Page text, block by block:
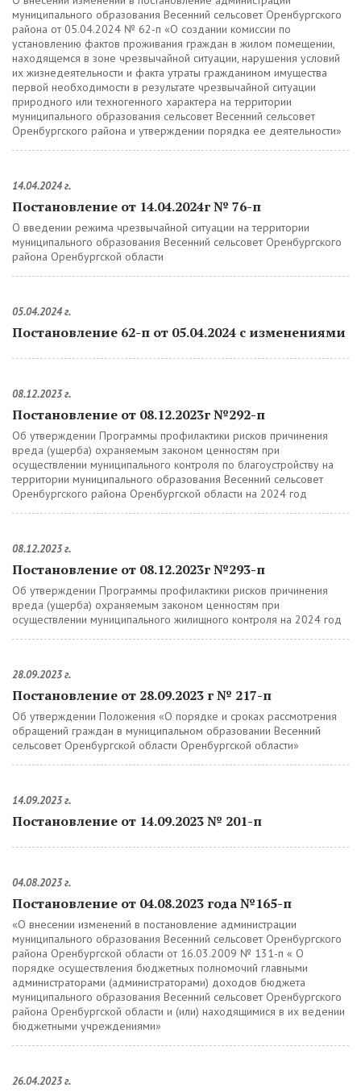
муниципального образования Весенний сельсовет Оренбургского
района от 05.04.2024 № 62-п «О создании комиссии по
установлению фактов проживания граждан в жилом помещении,
находящемся в зоне чрезвычайной ситуации, нарушения условий
их жизнедеятельности и факта утраты гражданином имущества
первой необходимости в результате чрезвычайной ситуации
природного или техногенного характера на территории
муниципального образования сельсовет Весенний сельсовет
Оренбургского района и утверждении порядка ее деятельности»
14.04.2024 г.
Постановление от 14.04.2024г № 76-п
О введении режима чрезвычайной ситуации на территории
муниципального образования Весенний сельсовет Оренбургского
района Оренбургской области
05.04.2024 г.
Постановление 62-п от 05.04.2024 с изменениями
08.12.2023 г.
Постановление от 08.12.2023г №292-п
Об утверждении Программы профилактики рисков причинения
вреда (ущерба) охраняемым законом ценностям при
осуществлении муниципального контроля по благоустройству на
территории муниципального образования Весенний сельсовет
Оренбургского района Оренбургской области на 2024 год
08.12.2023 г.
Постановление от 08.12.2023г №293-п
Об утверждении Программы профилактики рисков причинения
вреда (ущерба) охраняемым законом ценностям при
осуществлении муниципального жилищного контроля на 2024 год
28.09.2023 г.
Постановление от 28.09.2023 г № 217-п
Об утверждении Положения «О порядке и сроках рассмотрения
обращений граждан в муниципальном образовании Весенний
сельсовет Оренбургской области Оренбургской области»
14.09.2023 г.
Постановление от 14.09.2023 № 201-п
04.08.2023 г.
Постановление от 04.08.2023 года №165-п
«О внесении изменений в постановление администрации
муниципального образования Весенний сельсовет Оренбургского
района Оренбургской области от 16.03.2009 № 131-п « О
порядке осуществления бюджетных полномочий главными
администраторами (администраторами) доходов бюджета
муниципального образования Весенний сельсовет Оренбургского
района Оренбургской области и (или) находящимися в их ведении
бюджетными учреждениями»
26.04.2023 г.